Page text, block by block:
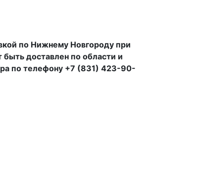
по Нижнему Новгороду при
доставлен по области и
по телефону +7 (831) 423-90-